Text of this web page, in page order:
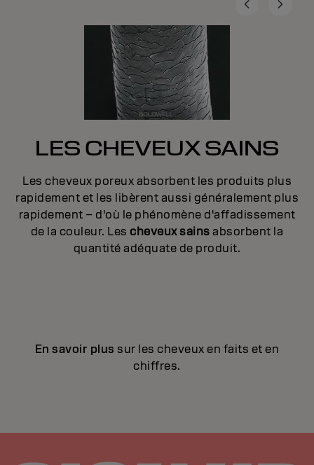
LES CHEVEUX SAINS
Les cheveux poreux absorbent les produits plus
rapidement et les libèrent aussi généralement plus
rapidement – d'où le phénomène d'affadissement
de la couleur. Les cheveux sainsabsorbent la
quantité adéquate de produit.
En savoir plus sur les cheveux en faits et en
chiffres.